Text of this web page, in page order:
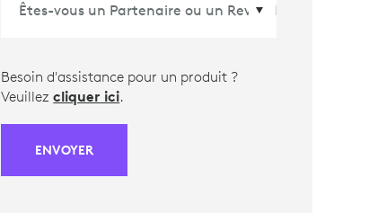
Besoin d'assistance pour un produit ?
Veuillezcliquer ici.
ENVOYER